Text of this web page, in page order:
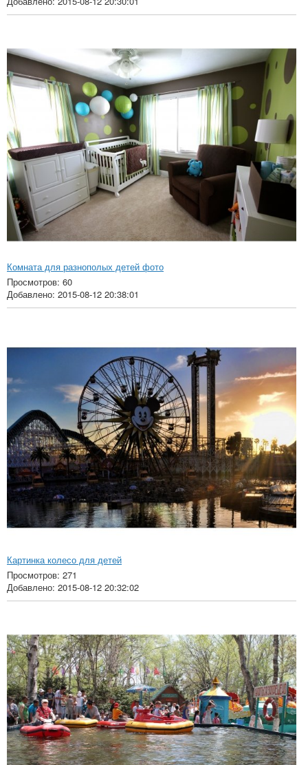
Комната для разнополых детей фото
Просмотров: 60
Добавлено: 2015-08-12 20:38:01
Картинка колесо для детей
Просмотров: 271
Добавлено: 2015-08-12 20:32:02